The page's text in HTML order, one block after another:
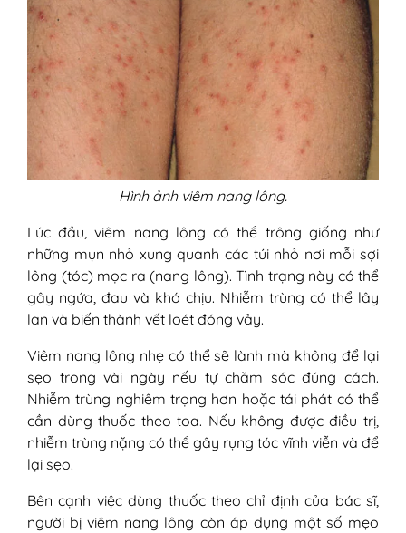
III - Lưu ý khi trị viêm nang lông bằng dầu
dừa
1. Tham khảo ý kiến bác sĩ
2. Kiểm tra dị ứng
3. Đánh giá tình trạng viêm nang lông
4. Chỉ dùng dầu dừa nguyên chất
5. Thời gian thực hiện
6. Lưu ý khi dùng cho da nhạy cảm
7. Lưu ý khác
IV - Đánh giá hiệu quả trị viêm nang lông
của dầu dừa
V - Hướng dẫn cách làm dầu dừa nguyên
chất trị viêm nang lông tại nhà
Hình ảnh viêm nang lông.
Lúc đầu, viêm nang lông có thể trông giống như
những mụn nhỏ xung quanh các túi nhỏ nơi mỗi sợi
lông (tóc) mọc ra (nang lông). Tình trạng này có thể
gây ngứa, đau và khó chịu. Nhiễm trùng có thể lây
lan và biến thành vết loét đóng vảy.
Viêm nang lông nhẹ có thể sẽ lành mà không để lại
sẹo trong vài ngày nếu tự chăm sóc đúng cách.
Nhiễm trùng nghiêm trọng hơn hoặc tái phát có thể
cần dùng thuốc theo toa. Nếu không được điều trị,
nhiễm trùng nặng có thể gây rụng tóc vĩnh viễn và để
lại sẹo.
Bên cạnh việc dùng thuốc theo chỉ định của bác sĩ,
người bị viêm nang lông còn áp dụng một số mẹo